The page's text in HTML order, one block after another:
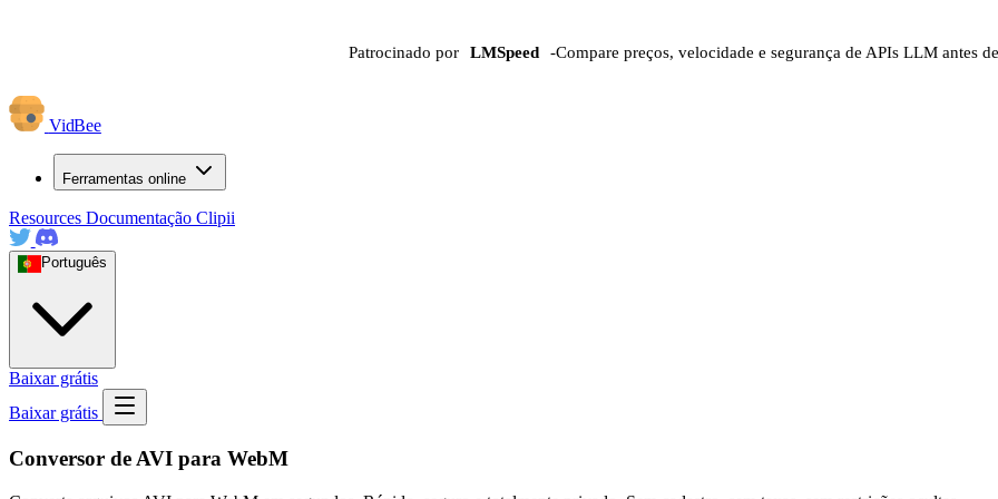
Patrocinado por LMSpeed -Compare preços, velocidade e segurança de APIs LLM antes
VidBee
Ferramentas online
Resources Documentação Clipii
Português
Baixar grátis
Baixar grátis
Conversor de AVI para WebM